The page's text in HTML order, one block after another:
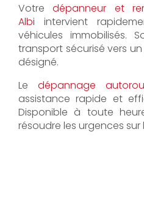
Votredépanneur et
Albi intervient
véhicules immobilisés.
transport sécurisé vers
désigné.
Ledépannage
assistance rapide et
Disponible à toute
résoudre les urgences